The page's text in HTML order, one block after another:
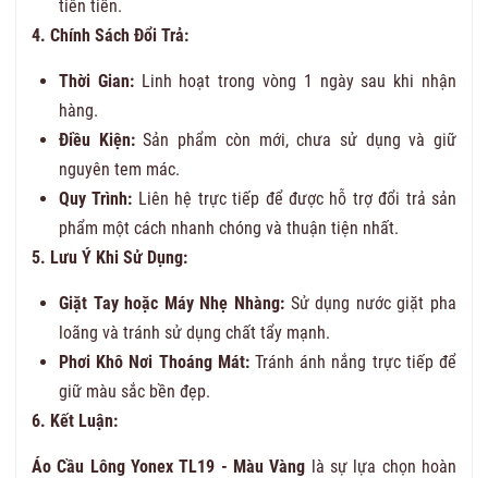
tiên tiến.
4. Chính Sách Đổi Trả:
Thời Gian:Linh hoạt trong vòng 1 ngày sau khi nhận
hàng.
Điều Kiện:Sản phẩm còn mới, chưa sử dụng và giữ
nguyên tem mác.
Quy Trình: Liên hệ trực tiếp để được hỗ trợ đổi trả sản
phẩm một cách nhanh chóng và thuận tiện nhất.
5. Lưu Ý Khi Sử Dụng:
Giặt Tay hoặc Máy Nhẹ Nhàng: Sử dụng nước giặt pha
loãng và tránh sử dụng chất tẩy mạnh.
Phơi Khô Nơi Thoáng Mát:Tránh ánh nắng trực tiếp để
giữ màu sắc bền đẹp.
6. Kết Luận:
Áo Cầu Lông Yonex TL19 - Màu Vàng là sự lựa chọn hoàn